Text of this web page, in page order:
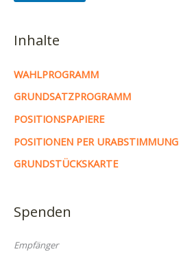
Inhalte
WAHLPROGRAMM
GRUNDSATZPROGRAMM
POSITIONSPAPIERE
POSITIONEN PER URABSTIMMUNG
GRUNDSTÜCKSKARTE
Spenden
Empfänger